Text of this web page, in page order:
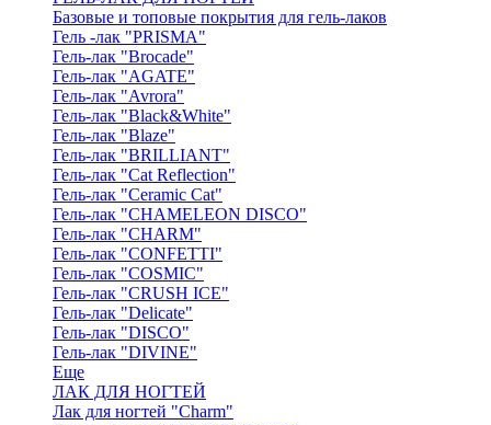
Базовые и топовые покрытия для гель-лаков
Гель -лак "PRISMA"
Гель-лак "Brocade"
Гель-лак "AGATE"
Гель-лак "Avrora"
Гель-лак "Black&White"
Гель-лак "Blaze"
Гель-лак "BRILLIANT"
Гель-лак "Cat Reflection"
Гель-лак "Ceramic Cat"
Гель-лак "CHAMELEON DISCO"
Гель-лак "CHARM"
Гель-лак "CONFETTI"
Гель-лак "COSMIC"
Гель-лак "CRUSH ICE"
Гель-лак "Delicate"
Гель-лак "DISCO"
Гель-лак "DIVINE"
Еще
ЛАК ДЛЯ НОГТЕЙ
Лак для ногтей "Charm"